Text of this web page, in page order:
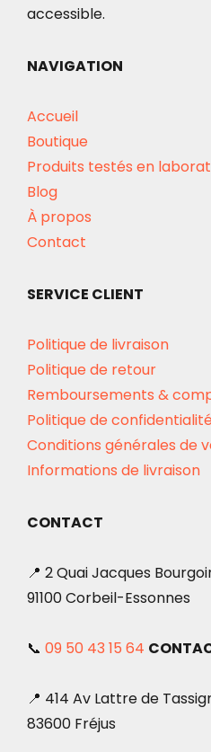
accessible.
NAVIGATION
Accueil
Boutique
Produits testés en
Blog
À propos
Contact
SERVICE CLIENT
Politique de livraison
Politique de retour
Remboursements &
Politique de confidentialité
Conditions générales de
Informations de livraison
CONTACT
📍 2 Quai Jacques
91100 Corbeil-Essonnes
📞 09 50 43 15 64
📍 414 Av Lattre de
83600 Fréjus